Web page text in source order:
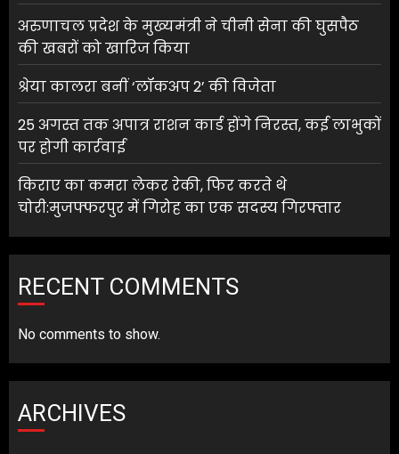
अरुणाचल प्रदेश के मुख्यमंत्री ने चीनी सेना की घुसपैठ
की खबरों को खारिज किया
श्रेया कालरा बनीं ‘लॉकअप 2’ की विजेता
25 अगस्त तक अपात्र राशन कार्ड होंगे निरस्त, कई लाभुकों
पर होगी कार्रवाई
किराए का कमरा लेकर रेकी, फिर करते थे
चोरी:मुजफ्फरपुर में गिरोह का एक सदस्य गिरफ्तार
RECENT COMMENTS
No comments to show.
ARCHIVES